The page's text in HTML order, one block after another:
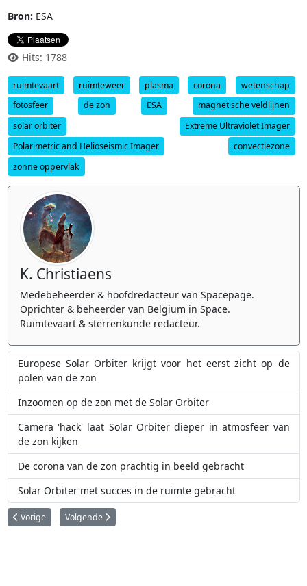
Bron: ESA
Hits: 1788
ruimtevaart ruimteweer plasma corona
wetenschap
fotosfeer
de zon ESA
magnetische veldlijnen
solar orbiter
Extreme Ultraviolet Imager
Polarimetric and Helioseismic Imager
convectiezone
zonne oppervlak
K. Christiaens
Medebeheerder & hoofdredacteur van Spacepage.
Oprichter & beheerder van Belgium in Space.
Ruimtevaart & sterrenkunde redacteur.
Europese Solar Orbiter krijgt voor het eerst zicht op de
polen van de zon
Inzoomen op de zon met de Solar Orbiter
Camera 'hack' laat Solar Orbiter dieper in atmosfeer van
de zon kijken
De corona van de zon prachtig in beeld gebracht
Solar Orbiter met succes in de ruimte gebracht
Vorig artikel: Waarnemingen suggereren dat sterren als de zon eens per
Vorige Volgende artikel: Europese Proba-3 gaat continu de
Volgende